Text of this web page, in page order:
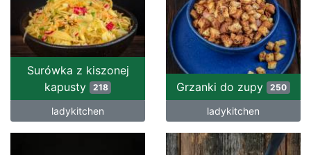
Surówka z kiszonej
kapusty
218
ladykitchen
Grzanki do zupy 250
ladykitchen